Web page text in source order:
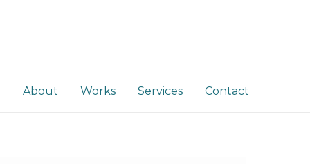
About Works Services Contact